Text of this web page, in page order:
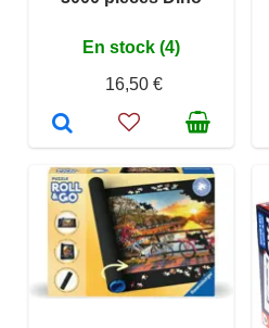
En stock (4)
16,50 €